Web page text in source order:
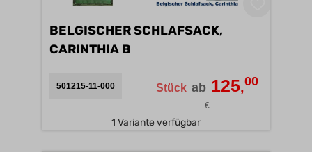
BELGISCHER SCHLAFSACK,
CARINTHIA B
501215-11-000 Stück ab 125,00
€
1 Variante verfügbar